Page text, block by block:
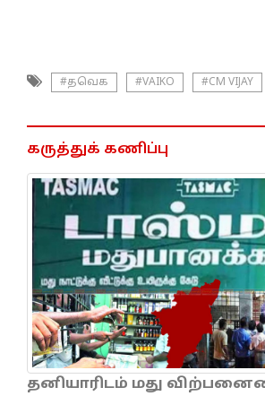
#தவெக #VAIKO #CM VIJAY
கருத்துக் கணிப்பு
தனியாரிடம் மது